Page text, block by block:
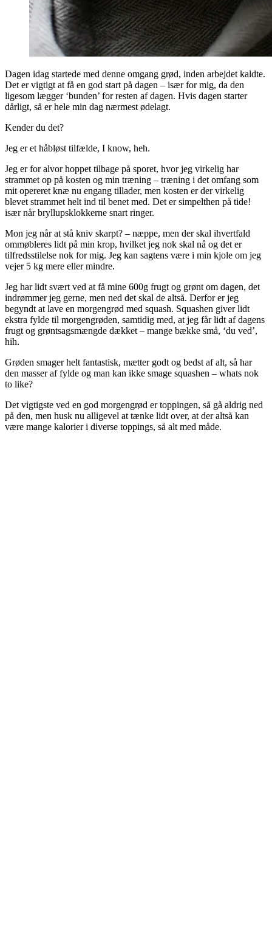
Dagen idag startede med denne omgang grød, inden arbejdet kaldte.
Det er vigtigt at få en god start på dagen – især for mig, da den
ligesom lægger ‘bunden’ for resten af dagen. Hvis dagen starter
dårligt, så er hele min dag nærmest ødelagt.
Kender du det?
Jeg er et håbløst tilfælde, I know, heh.
Jeg er for alvor hoppet tilbage på sporet, hvor jeg virkelig har
strammet op på kosten og min træning – træning i det omfang som
mit opereret knæ nu engang tillader, men kosten er der virkelig
blevet strammet helt ind til benet med. Det er simpelthen på tide!
især når bryllupsklokkerne snart ringer.
Mon jeg når at stå kniv skarpt? – næppe, men der skal ihvertfald
ommøbleres lidt på min krop, hvilket jeg nok skal nå og det er
tilfredsstilelse nok for mig. Jeg kan sagtens være i min kjole om jeg
vejer 5 kg mere eller mindre.
Jeg har lidt svært ved at få mine 600g frugt og grønt om dagen, det
indrømmer jeg gerne, men ned det skal de altså. Derfor er jeg
begyndt at lave en morgengrød med squash. Squashen giver lidt
ekstra fylde til morgengrøden, samtidig med, at jeg får lidt af dagens
frugt og grøntsagsmængde dækket – mange bække små, ‘du ved’,
hih.
Grøden smager helt fantastisk, mætter godt og bedst af alt, så har
den masser af fylde og man kan ikke smage squashen – whats nok
to like?
Det vigtigste ved en god morgengrød er toppingen, så gå aldrig ned
på den, men husk nu alligevel at tænke lidt over, at der altså kan
være mange kalorier i diverse toppings, så alt med måde.